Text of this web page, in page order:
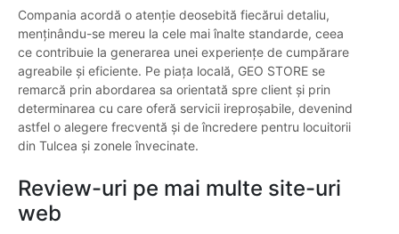
Compania acordă o atenție deosebită fiecărui detaliu,
menținându-se mereu la cele mai înalte standarde, ceea
ce contribuie la generarea unei experiențe de cumpărare
agreabile și eficiente. Pe piața locală, GEO STORE se
remarcă prin abordarea sa orientată spre client și prin
determinarea cu care oferă servicii ireproșabile, devenind
astfel o alegere frecventă și de încredere pentru locuitorii
din Tulcea și zonele învecinate.
Review-uri pe mai multe site-uri
web